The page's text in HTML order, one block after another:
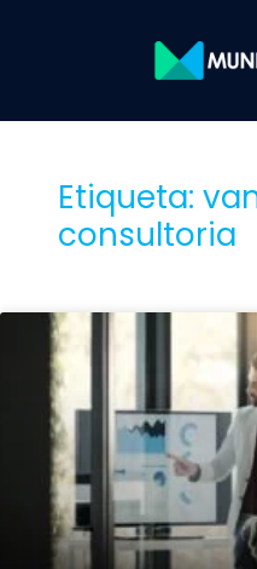
Etiqueta:
consultoria